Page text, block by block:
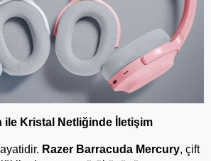
ile Kristal Netliğinde İletişim
Razer Barracuda Mercury, çift